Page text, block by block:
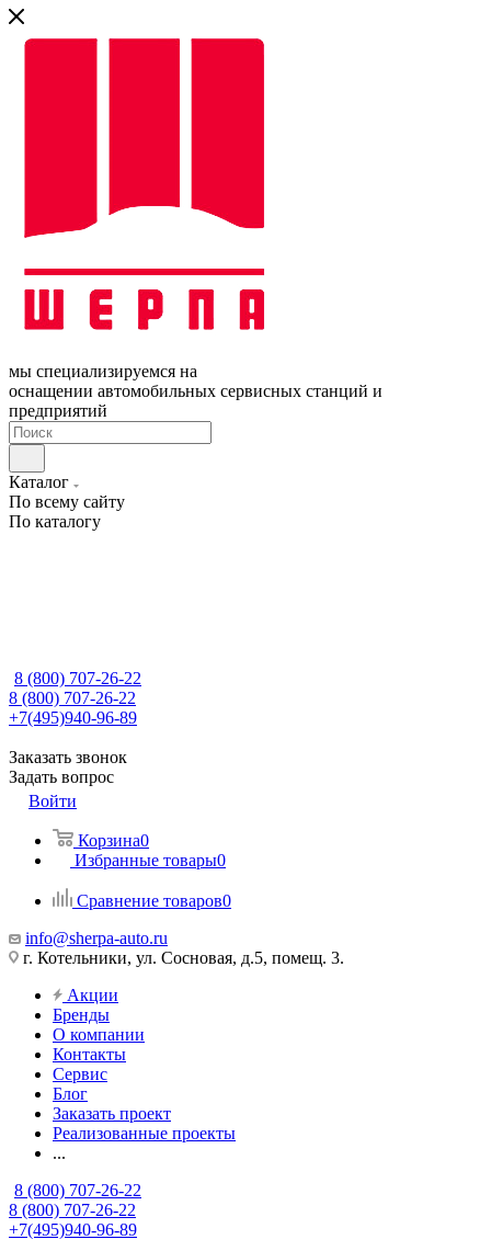
мы специализируемся на
оснащении автомобильных сервисных станций и
предприятий
Каталог
По всему сайту
По каталогу
8 (800) 707-26-22
8 (800) 707-26-22
+7(495)940-96-89
Заказать звонок
Задать вопрос
Войти
Корзина0
Избранные товары0
Сравнение товаров0
info@sherpa-auto.ru
г. Котельники, ул. Сосновая, д.5, помещ. 3.
Акции
Бренды
О компании
Контакты
Сервис
Блог
Заказать проект
Реализованные проекты
...
8 (800) 707-26-22
8 (800) 707-26-22
+7(495)940-96-89